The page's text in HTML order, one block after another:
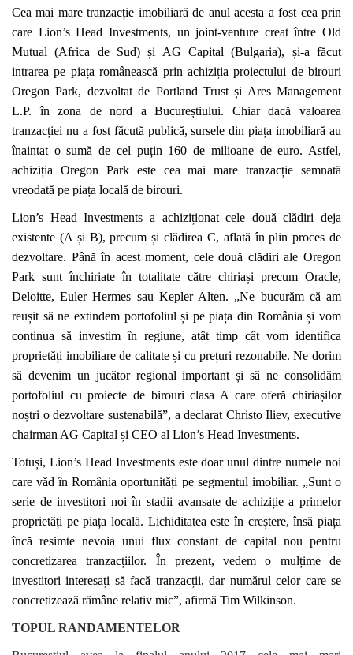
Cea mai mare tranzacție imobiliară de anul acesta a fost cea prin
care Lion’s Head Investments, un joint-venture creat între Old
Mutual (Africa de Sud) și AG Capital (Bulgaria), și-a făcut
intrarea pe piața românească prin achiziția proiectului de birouri
Oregon Park, dezvoltat de Portland Trust și Ares Management
L.P. în zona de nord a Bucureștiului. Chiar dacă valoarea
tranzacției nu a fost făcută publică, sursele din piața imobiliară au
înaintat o sumă de cel puțin 160 de milioane de euro. Astfel,
achiziția Oregon Park este cea mai mare tranzacție semnată
vreodată pe piața locală de birouri.
Lion’s Head Investments a achiziționat cele două clădiri deja
existente (A și B), precum și clădirea C, aflată în plin proces de
dezvoltare. Până în acest moment, cele două clădiri ale Oregon
Park sunt închiriate în totalitate către chiriași precum Oracle,
Deloitte, Euler Hermes sau Kepler Alten. „Ne bucurăm că am
reușit să ne extindem portofoliul și pe piața din România și vom
continua să investim în regiune, atât timp cât vom identifica
proprietăți imobiliare de calitate și cu prețuri rezonabile. Ne dorim
să devenim un jucător regional important și să ne consolidăm
portofoliul cu proiecte de birouri clasa A care oferă chiriașilor
noștri o dezvoltare sustenabilă”, a declarat Christo Iliev, executive
chairman AG Capital și CEO al Lion’s Head Investments.
Totuși, Lion’s Head Investments este doar unul dintre numele noi
care văd în România oportunități pe segmentul imobiliar. „Sunt o
serie de investitori noi în stadii avansate de achiziție a primelor
proprietăți pe piața locală. Lichiditatea este în creștere, însă piața
încă resimte nevoia unui flux constant de capital nou pentru
concretizarea tranzacțiilor. În prezent, vedem o mulțime de
investitori interesați să facă tranzacții, dar numărul celor care se
concretizează rămâne relativ mic”, afirmă Tim Wilkinson.
TOPUL RANDAMENTELOR